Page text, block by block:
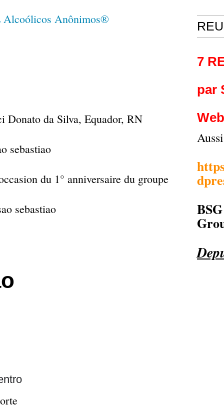
Donato da Silva, Equador, RN
du 1° anniversaire du groupe
7
par